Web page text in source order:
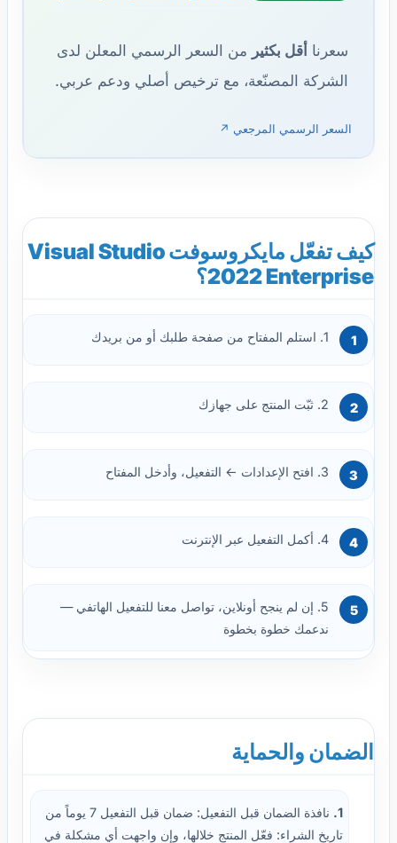
سعرنا أقل بكثير من السعر الرسمي المعلن لدى
الشركة المصنّعة، مع ترخيص أصلي ودعم عربي.
السعر الرسمي المرجعي ↗
كيف تفعّل مايكروسوفت Visual Studio
2022 Enterprise؟
1. استلم المفتاح من صفحة طلبك أو من بريدك
2. ثبّت المنتج على جهازك
3. افتح الإعدادات ← التفعيل، وأدخل المفتاح
4. أكمل التفعيل عبر الإنترنت
5. إن لم ينجح أونلاين، تواصل معنا للتفعيل الهاتفي —
ندعمك خطوة بخطوة
الضمان والحماية
1.
نافذة الضمان قبل التفعيل: ضمان قبل التفعيل 7 يوماً من
تاريخ الشراء: فعّل المنتج خلالها، وإن واجهت أي مشكلة في